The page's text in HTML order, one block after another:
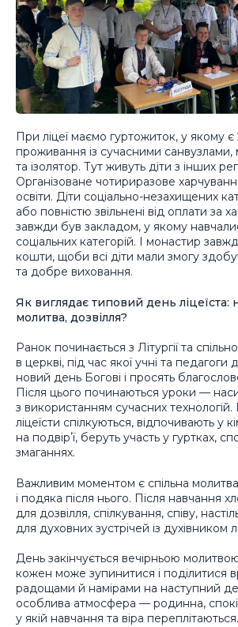
При ліцеї маємо гуртожиток, у якому є
проживання із сучасними
та ізолятор. Тут живуть діти з інших
Організоване чотириразове
освіти. Діти соціально-незахищених
або повністю звільнені від оплати за
завжди був закладом, у якому
соціальних категорій. І монастир
кошти, щоби всі діти мали змогу
та добре виховання.
Як виглядає типовий день ліцеїста:
молитва, дозвілля?
Ранок починається з Літургії та
в церкві, під час якої учні та педагоги
новий день Богові і просять
Після цього починаються уроки —
з використанням сучасних
ліцеїсти спілкуються, відпочивають у
на подвірʼї, беруть участь у гуртках,
змаганнях.
Важливим моментом є спільна
і подяка після нього. Після навчання
для дозвілля, спілкування, співу,
для духовних зустрічей із духівником
День закінчується вечірньою
кожен може зупинитися і поділитися
радощами й намірами на наступний
особлива атмосфера — родинна,
у якій навчання та віра переплітаються.